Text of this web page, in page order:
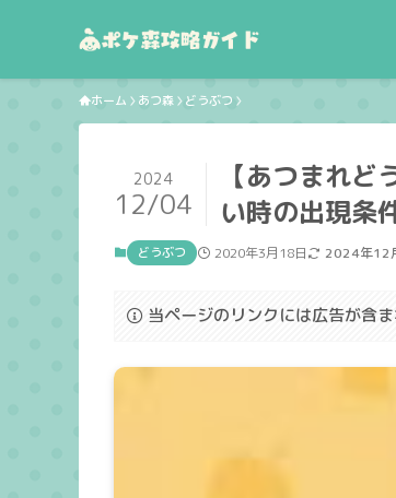
ホーム あつ森 どうぶつ
【あつまれ
い時の出現条
2024
12/04
どうぶつ 2020年3月18日 2024年12
当ページのリンクには広告が含ま